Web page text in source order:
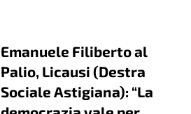
Emanuele Filiberto al
Palio, Licausi (Destra
Sociale Astigiana): “La